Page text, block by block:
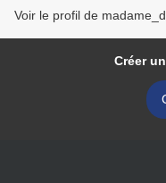
Voir le profil de
Créer